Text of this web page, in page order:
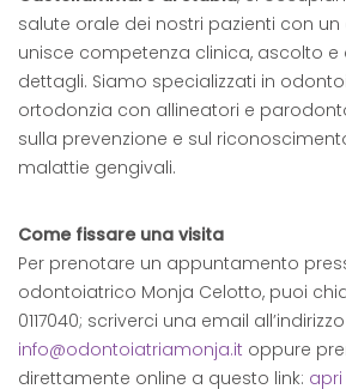
salute orale dei nostri pazienti con
unisce competenza clinica, ascolto e
dettagli. Siamo specializzati in
ortodonzia con allineatori e
sulla prevenzione e sul
malattie gengivali.
Come fissare una visita
Per prenotare un appuntamento
odontoiatrico Monja Celotto, puoi
0117040; scriverci una email all’indirizzo
info@odontoiatriamonja.it oppure
direttamente online a questo link: